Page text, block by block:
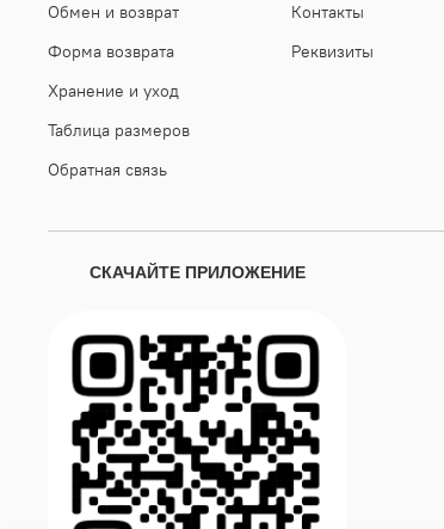
Обмен и возврат
Форма возврата
Хранение и уход
Таблица размеров
Обратная связь
Контакты
Реквизиты
СКАЧАЙТЕ ПРИЛОЖЕНИЕ